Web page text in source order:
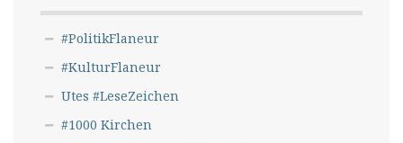
#PolitikFlaneur
#KulturFlaneur
Utes #LeseZeichen
#1000 Kirchen